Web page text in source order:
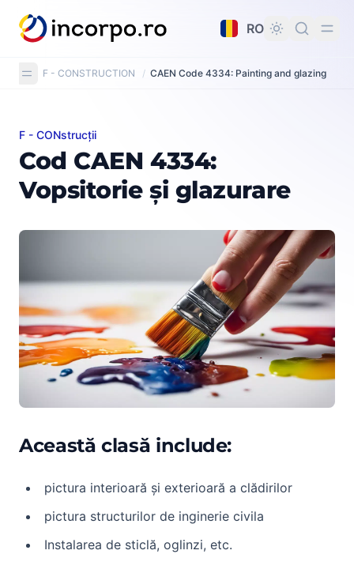
principal
RO
F - CONSTRUCTION / CAEN Code 4334: Painting and glazing
Cod CAEN 4334: Vopsitorie și glazurare
F - CONstrucții
Cod CAEN 4334:
Vopsitorie și glazurare
Această clasă include:
pictura interioară și exterioară a clădirilor
pictura structurilor de inginerie civila
Instalarea de sticlă, oglinzi, etc.